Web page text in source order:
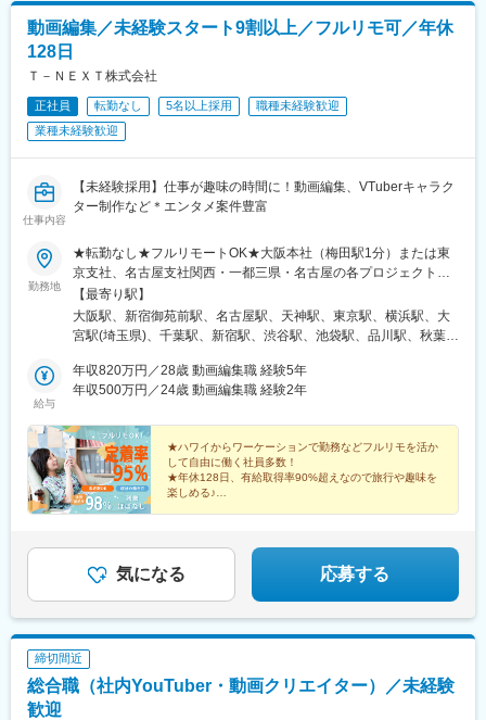
駅、船橋駅、京成船橋駅、柏駅、松戸駅、津田沼駅、京成津田沼
駅、芝山千代田駅、成田空港駅(鉄道)、舞浜駅、海浜幕張駅、新浦
駅、木更津駅、茂原駅、成田駅、稲毛駅、流山おおたかの森駅、
我孫子駅、東葉勝田台駅、みなとみらい駅、東京駅、高円寺駅、
なんば駅(南海線)、京橋駅(大阪府)、大阪駅、淀屋橋駅、寝屋川市
駅、三ノ宮駅、堺筋本町駅、東梅田駅、森ノ宮駅、新大阪駅、天
都)、自由が丘駅、阿佐ケ谷駅、中野駅(東京都)、経堂駅、千駄ケ
谷駅、江戸川橋駅、浅草駅、神田駅(東京都)、学芸大学駅、西日暮
央駅、幕張駅、聖蹟桜ケ丘駅、たまプラーザ駅、川崎駅、調布
駅、小田急多摩センター駅、成城学園前駅、池上駅、京成立石
駅、赤坂見附駅、有楽町駅、新橋駅、溜池山王駅、白金高輪駅、
三田駅(東京都)、逗子駅、茅ケ崎駅、町田駅、乃木坂駅、新越谷
駅、北与野駅、上熊谷駅、川越市駅、南新宿駅、新宿西口駅、神
金町駅(東京都)、牛田駅(東京都)、府中本町駅、岩本町駅、西早稲
田駅、立川北駅、池ノ上駅、稲荷町駅(東京都)、大塚駅(東京都)、
京都)、千川駅、代田橋駅、新高島駅、新丸子駅、登戸駅、高津駅
(神奈川県)、京急鶴見駅、緑町駅、海老名駅(相鉄・小田急)、京成
西船駅、新津田沼駅、リゾートゲートウェイ・ステーション駅、
市川真間駅、本八幡駅(都営線)、北初富駅、葭川公園駅、京成成田
駅、京成稲毛駅、勝田台駅、新高円寺駅、なんば駅(地下鉄)、大阪
高輪ゲートウェイ駅、下神明駅、銀座一丁目駅、外苑前駅、桜田
門駅、半蔵門駅、大森海岸駅、奥沢駅、南阿佐ケ谷駅、国立競技
場駅、神楽坂駅、浅草駅(ＴＸ)、新日本橋駅、日暮里駅(舎人ライ
ナー)、京成幕張駅、布田駅、京王多摩センター駅、祖師ケ谷大蔵
駅、内幸町駅、赤坂駅(東京都)、泉岳寺駅、芝公園駅、逗子・葉山
駅、北茅ケ崎駅、新宿三丁目駅、新宿駅(東京メトロ)、都電雑司ケ
谷駅、馬喰横山駅、京成関屋駅、築地市場駅、立川南駅、新代田
駅、京成上野駅、向原駅(東京都)、蓮沼駅、水道橋駅、初台駅、戸
動画編集／未経験スタート9割以上／フルリモ可／年休
128日
Ｔ－ＮＥＸＴ株式会社
正社員 転勤なし 5名以上採用
職種未経験歓迎
業種未経験歓迎
仕事内容
【未経験採用】仕事が趣味の時間に！動画編集、VTuberキャラク
ター制作など＊エンタメ案件豊富
勤務地
★転勤なし★フルリモートOK★大阪本社（梅田駅1分）または東
京支社、名古屋支社関西・一都三県・名古屋の各プロジェクト先
◆勤務地・アクセス【本社】大阪府大阪市北区梅田2丁目2-2ヒル
トンプラザウエスト オフィスタワー 19階阪急線「梅田駅」徒歩5
分【東京支社】東京都新宿区新宿１-9-10丸の内線「新宿御苑前
県名古屋市西区牛島町6-1 名古屋ルーセントタワー各線「名古屋
駅」徒歩5分【福岡支社】福岡県福岡市中央区天神1-14-18福岡市
神大牟田線「西鉄福岡（天神）駅」徒歩6分◎受動喫煙対策あり：
オフィス内禁煙
【最寄り駅】
大阪駅、新宿御苑前駅、名古屋駅、天神駅、東京駅、横浜駅、大
宮駅(埼玉県)、千葉駅、新宿駅、渋谷駅、池袋駅、品川駅、秋葉原
駅、西船橋駅、新大阪駅、淀屋橋駅、北浜駅(大阪府)、堺筋本町
駅、心斎橋駅、なんば駅(地下鉄)、京橋駅(大阪府)、大阪ビジネス
千里中央駅(大阪モノレール)、虎ノ門駅、みなとみらい駅、さいた
ま新都心駅、浜松町駅、赤坂見附駅、永田町駅、有楽町駅、金山
駅(愛知県)、栄駅(愛知県)、新宿三丁目駅、亀島駅、西鉄福岡駅、
新高島駅、京成千葉駅、新宿駅(東京メトロ)、神泉駅、東池袋駅、
北品川駅、末広町駅(東京都)、汐留駅、三越前駅、乃木坂駅、西早
駅、ＪＲ難波駅、大阪城北詰駅、天王寺駅前駅、福島駅(大阪府・
阪神線)、新福島駅、大阪天満宮駅、千里中央駅(北大阪急行)、本
本町駅、内幸町駅、茅場町駅、六本木一丁目駅、肥後橋駅、長堀
橋駅、扇町駅(大阪府)、虎ノ門ヒルズ駅、竹芝駅、赤坂駅(東京
都)、国会議事堂前駅、日比谷駅、名鉄名古屋駅、矢場町駅
給与
年収820万円／28歳 動画編集職 経験5年
年収500万円／24歳 動画編集職 経験2年
★ハワイからワーケーションで勤務などフルリモを活か
して自由に働く社員多数！
★年休128日、有給取得率90%超えなので旅行や趣味を
楽しめる♪
気になる 応募する
締切間近
総合職（社内YouTuber・動画クリエイター）／未経験
歓迎